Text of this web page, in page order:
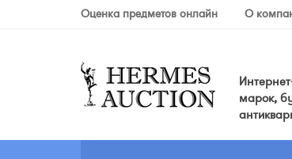
Оценка предметов онлайн О
марок,